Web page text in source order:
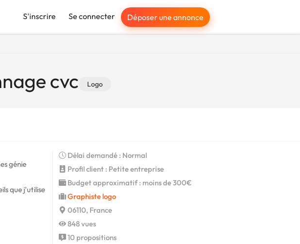
S'inscrire Se connecter Déposer une annonce
cvc Logo
génie
que j'utilise
Délai demandé : Normal
Profil client : Petite entreprise
Budget approximatif : moins de 300€
Graphiste logo
06110, France
848 vues
10 propositions